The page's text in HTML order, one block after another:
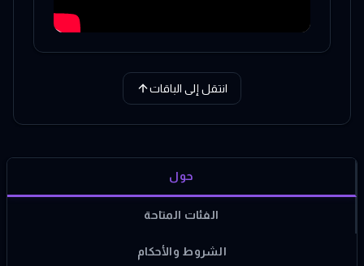
انتقل إلى الباقات
حول
الفئات المتاحة
الشروط والأحكام